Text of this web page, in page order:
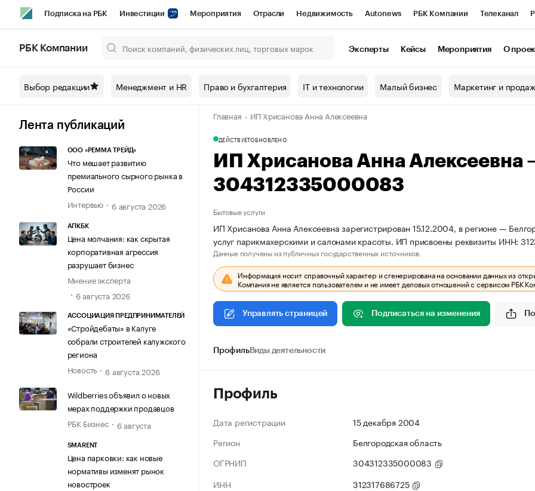
Подписка на РБК Инвестиции Мероприятия Отрасли Недвижимость Autonews РБК Компании Телеканал
Спецпроекты СПб Конференции СПб Спецпроекты Проверка контрагентов
Технологии и медиа Рынок наличной валюты
РБК Компании Эксперты Кейсы Мероприятия О
Выбор редакции Менеджмент и HR Право и бухгалтерия IT и технологии Малый бизнес Маркетинг и
Лента публикаций
ООО «РЕММА ТРЕЙД»
Что мешает развитию
премиального сырного рынка в
России
Интервью
6 августа 2026
АПКБК
Цена молчания: как скрытая
корпоративная агрессия
разрушает бизнес
Мнение эксперта
6 августа 2026
АССОЦИАЦИЯ ПРЕДПРИНИМАТЕЛЕЙ
«Стройдебаты» в Калуге
собрали строителей калужского
региона
Новость
6 августа 2026
Wildberries объявил о новых
мерах поддержки продавцов
РБК Бизнес
6 августа
SMARENT
Цена парковки: как новые
нормативы изменят рынок
новостроек
Главная ИП Хрисанова Анна Алексеевна
ДЕЙСТВУЕТОБНОВЛЕНО
ИП Хрисанова Анна
304312335000083
Бытовые услуги
ИП Хрисанова Анна Алексеевна зарегистрирован 15.12.2004, в регионе —
услуг парикмахерскими и салонами красоты. ИП присвоены реквизиты ИНН:
Данные получены из публичных государственных источников.
Информация носит справочный характер и сгенерирована на основании данных из
Компания не является пользователем и не имеет деловых отношений с сервисом РБК
Управлять страницей Подписаться на изменения
ПрофильВиды деятельности
Профиль
Дата регистрации
15 декабря 2004
Регион
Белгородская область
ОГРНИП
304312335000083
ИНН
312317686725